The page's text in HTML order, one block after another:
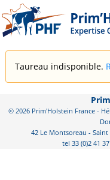
Taureau indisponible.
© 2026 Prim'Holstein France -
42 Le Montsoreau -
tel 33 (0)2 41